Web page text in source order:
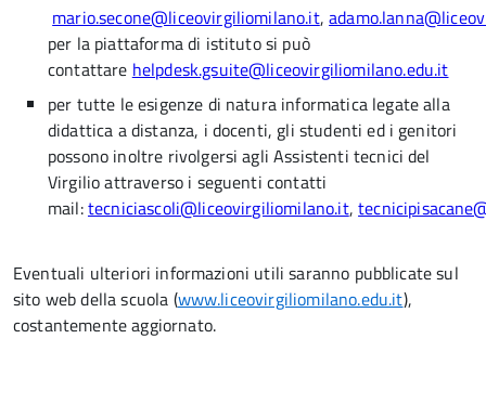
mario.secone@liceovirgiliomilano.it,
per la piattaforma di istituto si può
contattare helpdesk.gsuite@liceovirgiliomilano.edu.it
per tutte le esigenze di natura informatica legate alla
didattica a distanza, i docenti, gli studenti ed i genitori
possono inoltre rivolgersi agli Assistenti tecnici del
Virgilio attraverso i seguenti contatti
mail:tecniciascoli@liceovirgiliomilano.it,
Eventuali ulteriori informazioni utili saranno pubblicate sul
sito web della scuola (www.liceovirgiliomilano.edu.it),
costantemente aggiornato.